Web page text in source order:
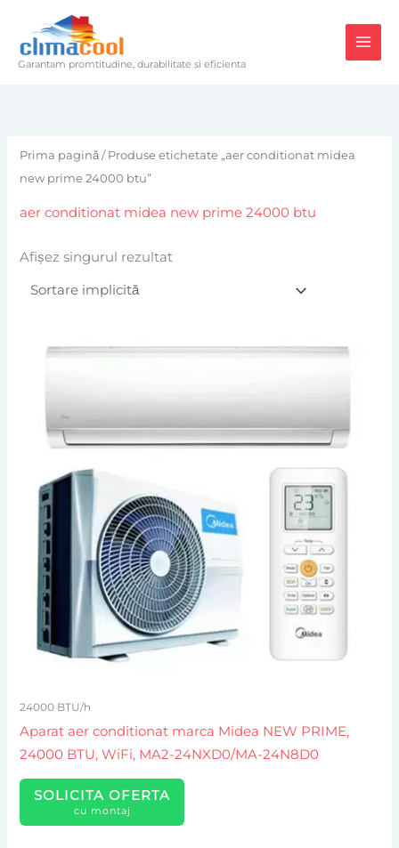
content
Garantam promtitudine, durabilitate si eficienta
Prima pagină/ Produse etichetate „aer conditionat midea
new prime 24000 btu”
aer conditionat midea new prime 24000 btu
Afișez singurul rezultat
24000 BTU/h
Aparat aer conditionat marca Midea NEW PRIME,
24000 BTU, WiFi, MA2-24NXD0/MA-24N8D0
SOLICITA OFERTA
cu montaj